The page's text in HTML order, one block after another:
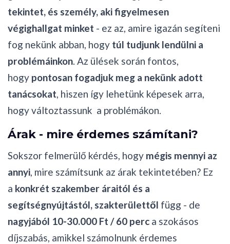
tekintet, és személy, aki figyelmesen
végighallgat minket - ez az, amire igazán segíteni
fog nekünk abban, hogy túl tudjunk lendülni a
problémáinkon. Az ülések során fontos,
hogy pontosan fogadjuk meg a nekünk adott
tanácsokat, hiszen így lehetünk képesek arra,
hogy változtassunk a problémákon.
Árak - mire érdemes számítani?
Sokszor felmerülő kérdés, hogy mégis mennyi az
annyi, mire számítsunk az árak tekintetében? Ez
a konkrét szakember áraitól és a
segítségnyújtástól, szakterülettől függ - de
nagyjából 10-30.000 Ft / 60 perc a szokásos
díjszabás, amikkel számolnunk érdemes